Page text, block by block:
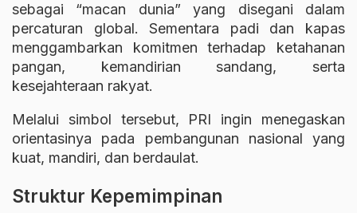
sebagai “macan dunia” yang disegani dalam
percaturan global. Sementara padi dan kapas
menggambarkan komitmen terhadap ketahanan
pangan, kemandirian sandang, serta
kesejahteraan rakyat.
Melalui simbol tersebut, PRI ingin menegaskan
orientasinya pada pembangunan nasional yang
kuat, mandiri, dan berdaulat.
Struktur Kepemimpinan